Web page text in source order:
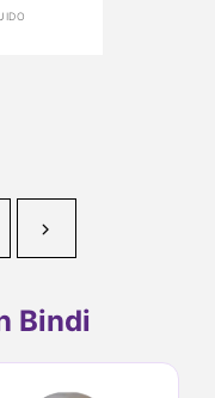
Bindi